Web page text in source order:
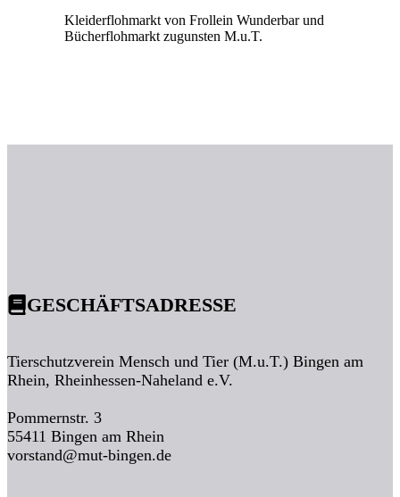
Kleiderflohmarkt von Frollein Wunderbar und
Bücherflohmarkt zugunsten M.u.T.
GESCHÄFTSADRESSE
Tierschutzverein Mensch und Tier (M.u.T.) Bingen am
Rhein, Rheinhessen-Naheland e.V.
Pommernstr. 3
55411 Bingen am Rhein
vorstand@mut-bingen.de